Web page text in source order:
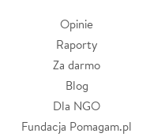
Opinie
Raporty
Za darmo
Blog
Dla NGO
Fundacja Pomagam.pl